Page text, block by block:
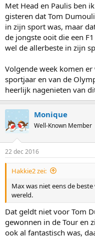
Met Head en Paulis ben
gisteren dat Tom
in zijn sport was, maar
de jongste ooit die een
wel de allerbeste in zijn
Volgende week komen
sportjaar en van de
heerlijk nagenieten van
Monique
Well-Known Member
22 dec 2016
Hakkie2 zei:
Max was niet eens de
wereld.
Dat geldt niet voor Tom
gewonnen in de Tour en
ook al fantastisch was,